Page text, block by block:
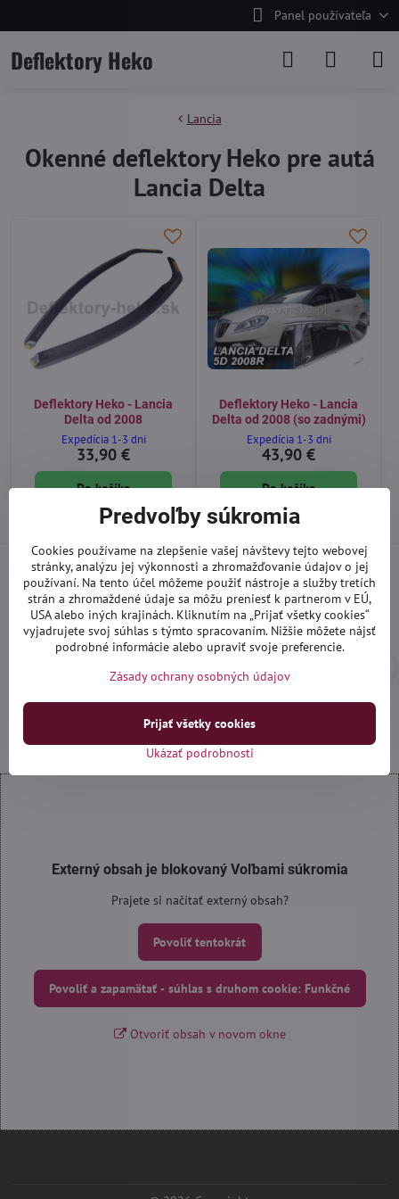
Panel používateľa
Deflektory Heko
Lancia
Okenné deflektory Heko pre autá
Lancia Delta
Deflektory Heko - Lancia
Delta od 2008
Expedícia 1-3 dni
33,90 €
Do košíka
Deflektory Heko - Lancia
Delta od 2008 (so zadnými)
Expedícia 1-3 dni
43,90 €
Do košíka
Viac recenzií nájdete ajna Google
I Ivan_yogi92
Hodnotenie:
5
5
Odporúčam, prístup ku zákazníkom 100%
Externý obsah je blokovaný Voľbami súkromia
Prajete si načítať externý obsah?
Povoliť tentokrát
Povoliť a zapamätať - súhlas s druhom cookie: Funkčné
Otvoriť obsah v novom okne
Predvoľby súkromia
Cookies používame na zlepšenie vašej návštevy tejto webovej
stránky, analýzu jej výkonnosti a zhromažďovanie údajov o jej
používaní. Na tento účel môžeme použiť nástroje a služby tretích
strán a zhromaždené údaje sa môžu preniesť k partnerom v EÚ,
USA alebo iných krajinách. Kliknutím na „Prijať všetky cookies“
vyjadrujete svoj súhlas s týmto spracovaním. Nižšie môžete nájsť
podrobné informácie alebo upraviť svoje preferencie.
Zásady ochrany osobných údajov
Ukázať podrobnosti
Prijať všetky cookies